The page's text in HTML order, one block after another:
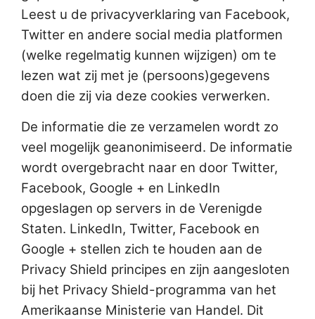
Leest u de privacyverklaring van Facebook,
Twitter en andere social media platformen
(welke regelmatig kunnen wijzigen) om te
lezen wat zij met je (persoons)gegevens
doen die zij via deze cookies verwerken.
De informatie die ze verzamelen wordt zo
veel mogelijk geanonimiseerd. De informatie
wordt overgebracht naar en door Twitter,
Facebook, Google + en LinkedIn
opgeslagen op servers in de Verenigde
Staten. LinkedIn, Twitter, Facebook en
Google + stellen zich te houden aan de
Privacy Shield principes en zijn aangesloten
bij het Privacy Shield-programma van het
Amerikaanse Ministerie van Handel. Dit